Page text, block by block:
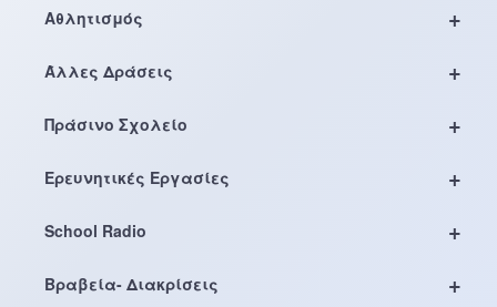
+
Αθλητισμός
+
Άλλες Δράσεις
+
Πράσινο Σχολείο
+
Ερευνητικές Εργασίες
+
School Radio
+
Βραβεία- Διακρίσεις